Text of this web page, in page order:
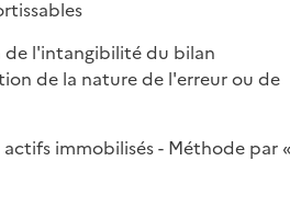
de l'intangibilité du bilan
de la nature de l'erreur ou de
actifs immobilisés - Méthode par